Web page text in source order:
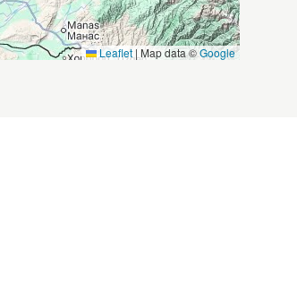
Leaflet | Map data ©Google